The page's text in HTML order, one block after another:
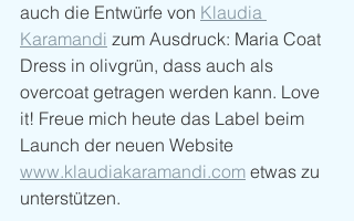
auch die Entwürfe von Klaudia
Karamandi zum Ausdruck: Maria Coat
Dress in olivgrün, dass auch als
overcoat getragen werden kann. Love
it! Freue mich heute das Label beim
Launch der neuen Website
www.klaudiakaramandi.com etwas zu
unterstützen.